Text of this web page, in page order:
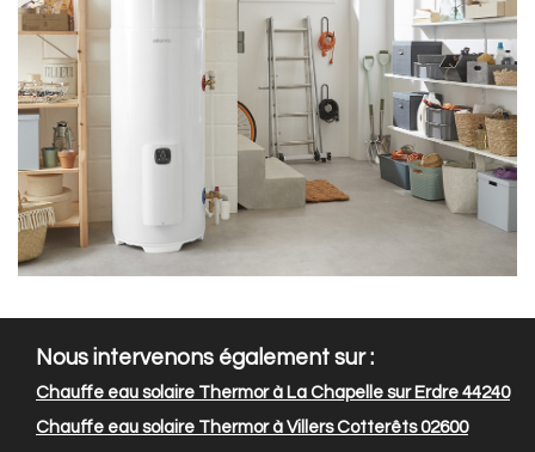
Nous intervenons également sur :
Chauffe eau solaire Thermor à La Chapelle sur Erdre 44240
Chauffe eau solaire Thermor à Villers Cotterêts 02600